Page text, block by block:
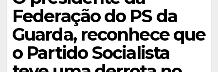
Federação do PS da
Guarda, reconhece que
o Partido Socialista